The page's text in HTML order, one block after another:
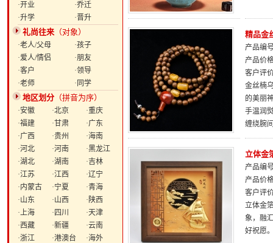
·开业
·乔迁
·升学
·晋升
礼尚往来 （对象）
·老人/父母
·孩子
·爱人/情侣
·朋友
·客户
·领导
·老师
·同学
地区划分 （拼音为序）
·安徽 ·北京
·重庆
·福建
·甘肃
·广东
·广西
·贵州
·海南
·河北
·河南
·黑龙江
·湖北
·湖南
·吉林
·江苏
·江西
·辽宁
·内蒙古
·宁夏
·青海
·山东
·山西
·陕西
·上海
·四川
·天津
·西藏
·新疆
·云南
·浙江
·港澳台 ·海外
精品金
产品编
产品价
客户评
金丝楠
的美丽
手温润
缠绕腕
立体金
产品编
产品价
客户评
立体金
象，融
好祝愿